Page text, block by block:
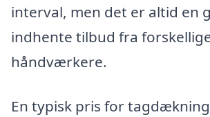
interval, men det er altid en
indhente tilbud fra
håndværkere.
En typisk pris for